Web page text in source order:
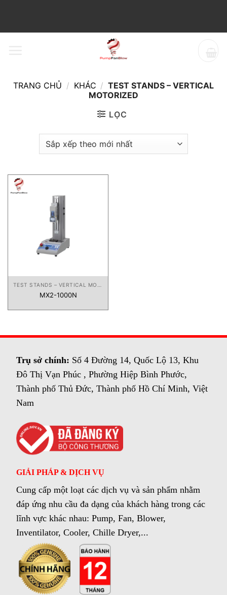
nội
TRANG CHỦ / KHÁC / TEST STANDS – VERTICAL
MOTORIZED
LỌC
MX2-1000N
Trụ sở chính: Số 4 Đường 14, Quốc Lộ 13, Khu
Đô Thị Vạn Phúc , Phường Hiệp Bình Phước,
Thành phố Thủ Đức, Thành phố Hồ Chí Minh, Việt
Nam
GIẢI PHÁP & DỊCH VỤ
Cung cấp một loạt các dịch vụ và sản phẩm nhằm
đáp ứng nhu cầu đa dạng của khách hàng trong các
lĩnh vực khác nhau: Pump, Fan, Blower,
Inventilator, Cooler, Chille Dryer,...